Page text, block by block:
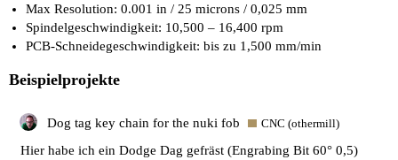
Max Resolution: 0.001 in / 25 microns / 0,025 mm
Spindelgeschwindigkeit: 10,500 – 16,400 rpm
PCB-Schneidegeschwindigkeit: bis zu 1,500 mm/min
Beispielprojekte
Dog tag key chain for the nuki fob CNC (othermill)
Hier habe ich ein Dodge Dag gefräst (Engrabing Bit 60° 0,5)